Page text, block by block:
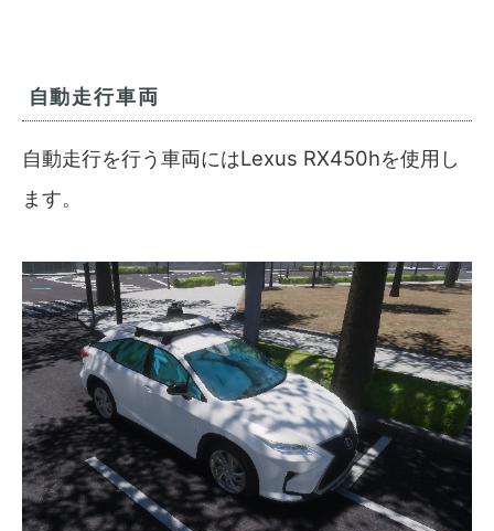
自動走行車両
自動走行を行う車両にはLexus RX450hを使用し
ます。